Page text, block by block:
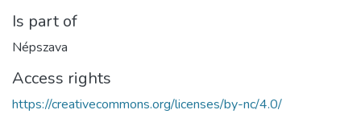
Is part of
Népszava
Access rights
https://creativecommons.org/licenses/by-nc/4.0/